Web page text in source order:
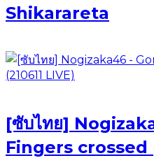
Shikarareta
[ซับไทย]
Fingers crossed